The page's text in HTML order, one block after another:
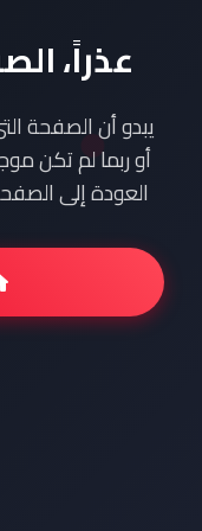
عذراً،
يبدو أن الصفحة
أو ربما لم تكن
العودة إلى